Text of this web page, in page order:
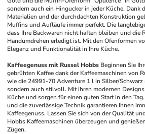
sondern auch ein Hingucker in jeder Küche. Dank
Materialien und der durchdachten Konstruktion
Muffins und Aufläufe immer perfekt. Die
dass Ihre Backwaren nicht haften bleiben und die
Handumdrehen erledigt ist. Mit den Ofenformen
Eleganz und Funktionalität in Ihre Küche.
Kaffeegenuss mit Russel Hobbs Beginnen Sie
gebrühten Kaffee dank der Kaffeemaschinen von
wie die 24991-70 Adventure 1 l in Silber/
sondern auch stilvoll. Mit ihren modernen
Küche und sorgen für einen guten Start in den
und die zuverlässige Technik garantieren Ihnen
Kaffeegenuss. Lassen Sie sich von der Qualität
Hobbs Kaffeemaschinen überzeugen und
Zügen.